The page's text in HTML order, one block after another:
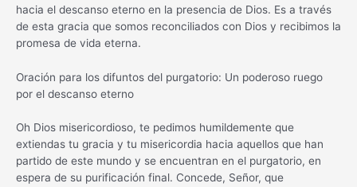
hacia el descanso eterno en la presencia de Dios. Es a través
de esta gracia que somos reconciliados con Dios y recibimos la
promesa de vida eterna.
Oración para los difuntos del purgatorio: Un poderoso ruego
por el descanso eterno
Oh Dios misericordioso, te pedimos humildemente que
extiendas tu gracia y tu misericordia hacia aquellos que han
partido de este mundo y se encuentran en el purgatorio, en
espera de su purificación final. Concede, Señor, que